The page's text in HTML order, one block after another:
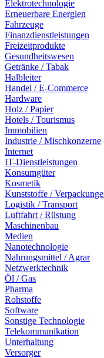
Elektrotechnologie
Erneuerbare Energien
Fahrzeuge
Finanzdienstleistungen
Freizeitprodukte
Gesundheitswesen
Getränke / Tabak
Halbleiter
Handel / E-Commerce
Hardware
Holz / Papier
Hotels / Tourismus
Immobilien
Industrie / Mischkonzerne
Internet
IT-Dienstleistungen
Konsumgüter
Kosmetik
Kunststoffe /
Logistik / Transport
Luftfahrt / Rüstung
Maschinenbau
Medien
Nanotechnologie
Nahrungsmittel / Agrar
Netzwerktechnik
Öl / Gas
Pharma
Rohstoffe
Software
Sonstige Technologie
Telekommunikation
Unterhaltung
Versorger